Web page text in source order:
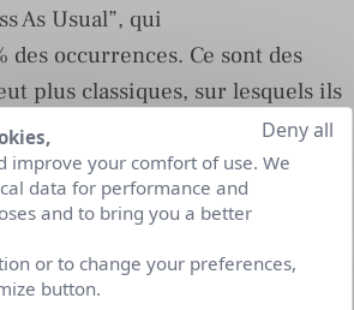
As Usual”, qui
des occurrences. Ce sont des
plus classiques, sur lesquels ils
: contribuer à la
le plus souvent cité, repris par
la satisfaction client, la
catégorie est celle des
: digitaliser le Marketing et
improve your comfort of use. We
data for performance and
and to bring you a better
or to change your preferences,
button.
Deny all